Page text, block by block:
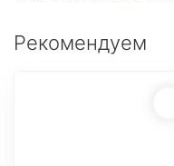
Рекомендуем